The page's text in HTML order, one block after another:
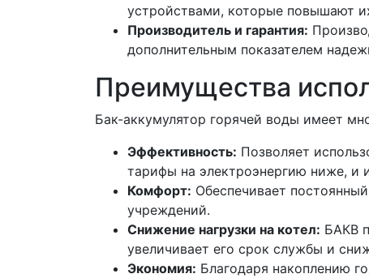
устройствами, которые повышают
Производитель и гарантия:
дополнительным показателем
Преимущества
Бак-аккумулятор горячей воды имеет
Эффективность: Позволяет
тарифы на электроэнергию ниже, и
Комфорт: Обеспечивает
учреждений.
Снижение нагрузки на котел: БАКВ
увеличивает его срок службы и
Экономия: Благодаря накоплению